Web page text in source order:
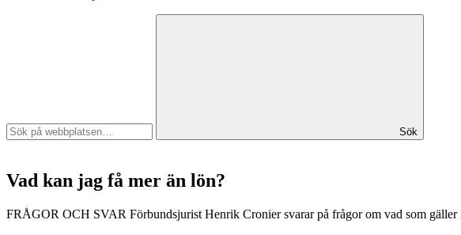
Sök
Vad kan jag få mer än lön?
FRÅGOR OCH SVAR Förbundsjurist Henrik Cronier svarar på frågor om vad som gäller